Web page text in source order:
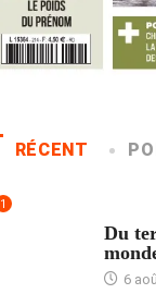
RÉCENT
1
Du
6